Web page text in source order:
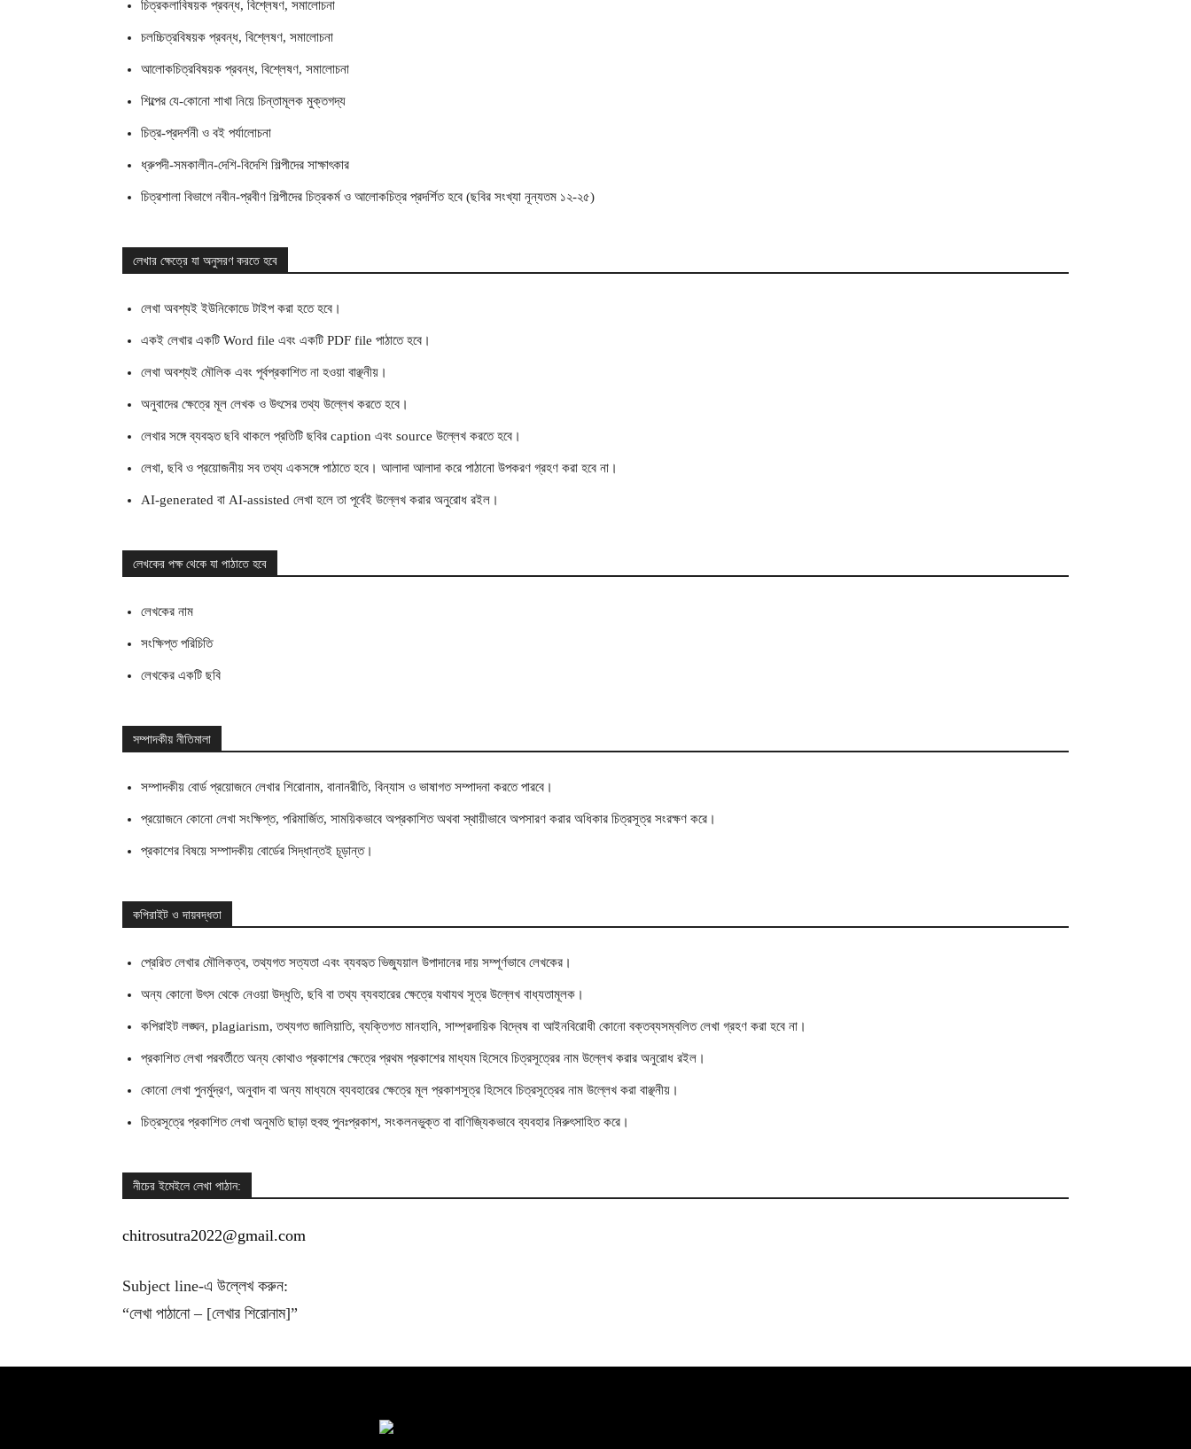
চিত্রকলাবিষয়ক প্রবন্ধ, বিশ্লেষণ, সমালোচনা
চলচ্চিত্রবিষয়ক প্রবন্ধ, বিশ্লেষণ, সমালোচনা
আলোকচিত্রবিষয়ক প্রবন্ধ, বিশ্লেষণ, সমালোচনা
শিল্পের যে-কোনো শাখা নিয়ে চিন্তামূলক মুক্তগদ্য
চিত্র-প্রদর্শনী ও বই পর্যালোচনা
ধ্রুপদী-সমকালীন-দেশি-বিদেশি শিল্পীদের সাক্ষাৎকার
চিত্রশালা বিভাগে নবীন-প্রবীণ শিল্পীদের চিত্রকর্ম ও আলোকচিত্র প্রদর্শিত হবে (ছবির সংখ্যা নূন্যতম ১২-২৫)
লেখার ক্ষেত্রে যা অনুসরণ করতে হবে
লেখা অবশ্যই ইউনিকোডে টাইপ করা হতে হবে।
একই লেখার একটি Word file এবং একটি PDF file পাঠাতে হবে।
লেখা অবশ্যই মৌলিক এবং পূর্বপ্রকাশিত না হওয়া বাঞ্ছনীয়।
অনুবাদের ক্ষেত্রে মূল লেখক ও উৎসের তথ্য উল্লেখ করতে হবে।
লেখার সঙ্গে ব্যবহৃত ছবি থাকলে প্রতিটি ছবির caption এবং source উল্লেখ করতে হবে।
লেখা, ছবি ও প্রয়োজনীয় সব তথ্য একসঙ্গে পাঠাতে হবে। আলাদা আলাদা করে পাঠানো উপকরণ গ্রহণ করা হবে না।
AI-generated বা AI-assisted লেখা হলে তা পূর্বেই উল্লেখ করার অনুরোধ রইল।
লেখকের পক্ষ থেকে যা পাঠাতে হবে
লেখকের নাম
সংক্ষিপ্ত পরিচিতি
লেখকের একটি ছবি
সম্পাদকীয় নীতিমালা
সম্পাদকীয় বোর্ড প্রয়োজনে লেখার শিরোনাম, বানানরীতি, বিন্যাস ও ভাষাগত সম্পাদনা করতে পারবে।
প্রয়োজনে কোনো লেখা সংক্ষিপ্ত, পরিমার্জিত, সাময়িকভাবে অপ্রকাশিত অথবা স্থায়ীভাবে অপসারণ করার অধিকার চিত্রসূত্র সংরক্ষণ করে।
প্রকাশের বিষয়ে সম্পাদকীয় বোর্ডের সিদ্ধান্তই চূড়ান্ত।
কপিরাইট ও দায়বদ্ধতা
প্রেরিত লেখার মৌলিকত্ব, তথ্যগত সত্যতা এবং ব্যবহৃত ভিজ্যুয়াল উপাদানের দায় সম্পূর্ণভাবে লেখকের।
অন্য কোনো উৎস থেকে নেওয়া উদ্ধৃতি, ছবি বা তথ্য ব্যবহারের ক্ষেত্রে যথাযথ সূত্র উল্লেখ বাধ্যতামূলক।
কপিরাইট লঙ্ঘন, plagiarism, তথ্যগত জালিয়াতি, ব্যক্তিগত মানহানি, সাম্প্রদায়িক বিদ্বেষ বা আইনবিরোধী কোনো বক্তব্যসম্বলিত লেখা গ্রহণ করা হবে না।
প্রকাশিত লেখা পরবর্তীতে অন্য কোথাও প্রকাশের ক্ষেত্রে প্রথম প্রকাশের মাধ্যম হিসেবে চিত্রসূত্রের নাম উল্লেখ করার অনুরোধ রইল।
কোনো লেখা পুনর্মুদ্রণ, অনুবাদ বা অন্য মাধ্যমে ব্যবহারের ক্ষেত্রে মূল প্রকাশসূত্র হিসেবে চিত্রসূত্রের নাম উল্লেখ করা বাঞ্ছনীয়।
চিত্রসূত্রে প্রকাশিত লেখা অনুমতি ছাড়া হুবহু পুনঃপ্রকাশ, সংকলনভুক্ত বা বাণিজ্যিকভাবে ব্যবহার নিরুৎসাহিত করে।
নীচের ইমেইলে লেখা পাঠান:
chitrosutra2022@gmail.com
Subject line-এ উল্লেখ করুন:
“লেখা পাঠানো – [লেখার শিরোনাম]”